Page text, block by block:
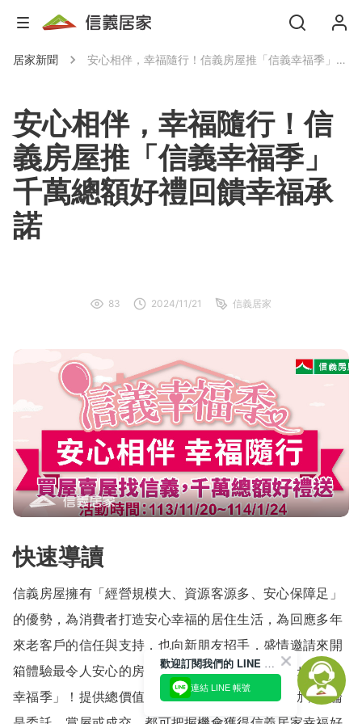
居家新聞 安心相伴，幸福隨行！信義房屋推「信義幸福季」千萬總額好禮回饋幸福承諾
安心相伴，幸福隨行！信
義房屋推「信義幸福季」
千萬總額好禮回饋幸福承
諾
83 2024/11/21 信義居家
快速導讀
信義房屋擁有「經營規模大、資源客源多、安心保障足」
的優勢，為消費者打造安心幸福的居住生活，為回應多年
來老客戶的信任與支持，也向新朋友招手，盛情邀請來開
箱體驗最令人安心的房產買賣交易服務，重磅推出「信義
幸福季」！提供總價值超過千萬元的感恩回饋活動，無論
歡迎訂閱我們的 LINE 官方帳號
連結 LINE 帳號